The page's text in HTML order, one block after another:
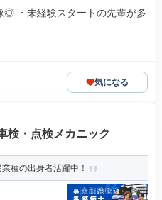
・未経験スタートの先輩が多
気になる
検・点検メカニック
種の出身者活躍中！